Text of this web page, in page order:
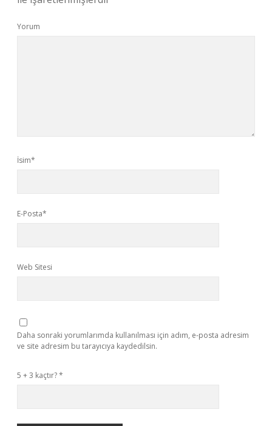
Yorum
İsim*
E-Posta*
Web Sitesi
Daha sonraki yorumlarımda kullanılması için adım, e-posta adresim
ve site adresim bu tarayıcıya kaydedilsin.
5 + 3 kaçtır?*